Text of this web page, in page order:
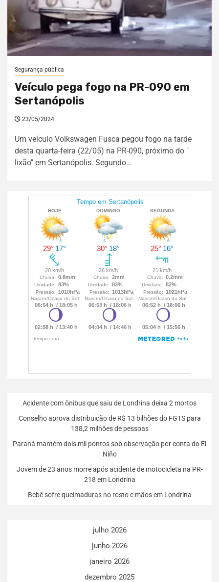
Segurança pública
Veículo pega fogo na PR-090 em
Sertanópolis
23/05/2024
Um veículo Volkswagen Fusca pegou fogo na tarde
desta quarta-feira (22/05) na PR-090, próximo do "
lixão" em Sertanópolis. Segundo...
Acidente com ônibus que saiu de Londrina deixa 2 mortos
Conselho aprova distribuição de R$ 13 bilhões do FGTS para
138,2 milhões de pessoas
Paraná mantém dois mil pontos sob observação por conta do El
Niño
Jovem de 23 anos morre após acidente de motocicleta na PR-
218 em Londrina
Bebê sofre queimaduras no rosto e mãos em Londrina
julho 2026
junho 2026
janeiro 2026
dezembro 2025